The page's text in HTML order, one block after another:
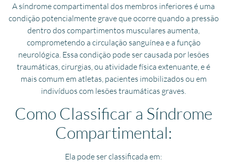
A síndrome compartimental dos membros inferiores é uma
condição potencialmente grave que ocorre quando a pressão
dentro dos compartimentos musculares aumenta,
comprometendo a circulação sanguínea e a função
neurológica. Essa condição pode ser causada por lesões
traumáticas, cirurgias, ou atividade física extenuante, e é
mais comum em atletas, pacientes imobilizados ou em
indivíduos com lesões traumáticas graves.
Como Classificar a Síndrome
Compartimental:
Ela pode ser classificada em: